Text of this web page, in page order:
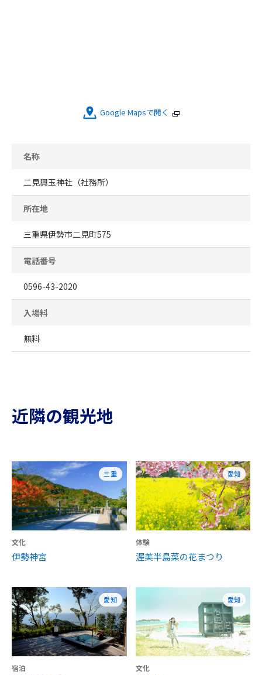
Google Mapsで開く
名称
二見興玉神社（社務所）
所在地
三重県伊勢市二見町575
電話番号
0596-43-2020
入場料
無料
近隣の観光地
三重
文化
伊勢神宮
愛知
体験
渥美半島菜の花まつり
愛知
宿泊
愛知
文化